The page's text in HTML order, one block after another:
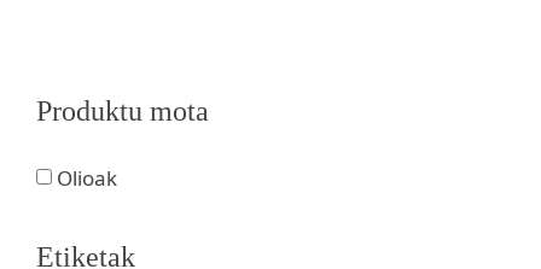
Produktu mota
Olioak
Etiketak